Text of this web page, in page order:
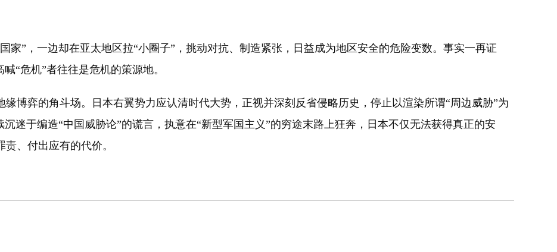
”，一边却在亚太地区拉“小圈子”，挑动对抗、制造紧张，日益成为地区安全的危险变数。事实一再证
“危机”者往往是危机的策源地。
弈的角斗场。日本右翼势力应认清时代大势，正视并深刻反省侵略历史，停止以渲染所谓“周边威胁”为
迷于编造“中国威胁论”的谎言，执意在“新型军国主义”的穷途末路上狂奔，日本不仅无法获得真正的安
、付出应有的代价。